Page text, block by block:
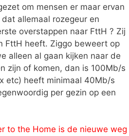
om mensen er maar ervan
allemaal rozegeur en
overstappen naar FttH ? Zij
FttH heeft. Ziggo beweert op
alleen al gaan kijken naar de
zijn of komen, dan is 100Mb/s
etc) heeft minimaal 40Mb/s
per gezin op een
to the Home is de nieuwe weg